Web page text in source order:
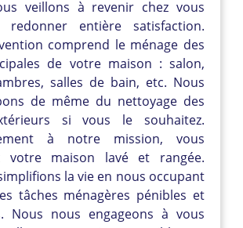
veillons à revenir chez vous
entière satisfaction.
comprend le ménage des
de votre maison : salon,
salles de bain, etc. Nous
de même du nettoyage des
si vous le souhaitez.
à notre mission, vous
votre maison lavé et rangée.
la vie en nous occupant
tâches ménagères pénibles et
Nous nous engageons à vous